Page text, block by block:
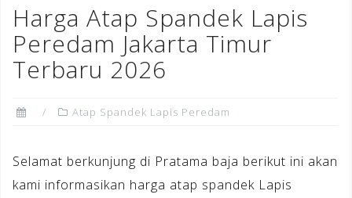
o
o
k
m st
Harga Atap Spandek Lapis
Peredam Jakarta Timur
Terbaru 2026
Atap Spandek Lapis Peredam
Selamat berkunjung di Pratama baja berikut ini akan
kami informasikan harga atap spandek Lapis